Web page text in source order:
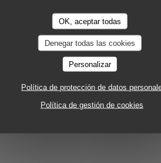
OK, aceptar todas
Denegar todas las cookies
Personalizar
Política de protección de datos
Política de gestión de cookies
3